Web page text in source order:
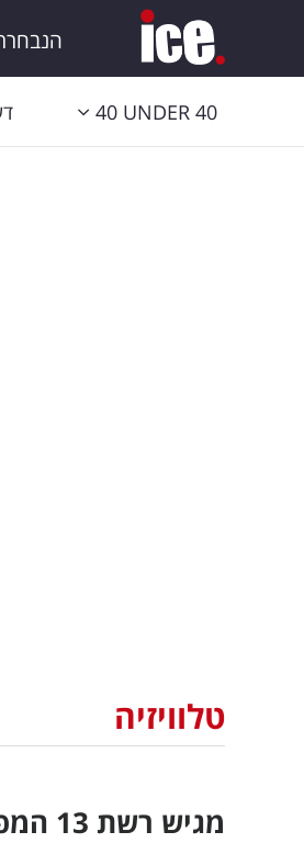
40 UNDER 40
טלוויזיה
מגיש רשת 13 המפוטר מתפוצץ: ''הפסיקו להבין מה התכלית''